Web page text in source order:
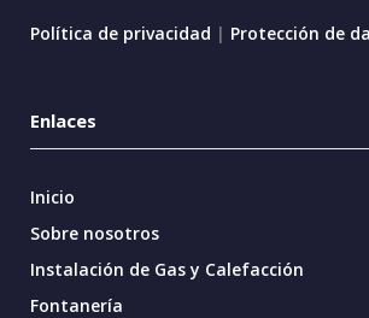
Política de privacidad | Protección de
Enlaces
Inicio
Sobre nosotros
Instalación de Gas y Calefacción
Fontanería